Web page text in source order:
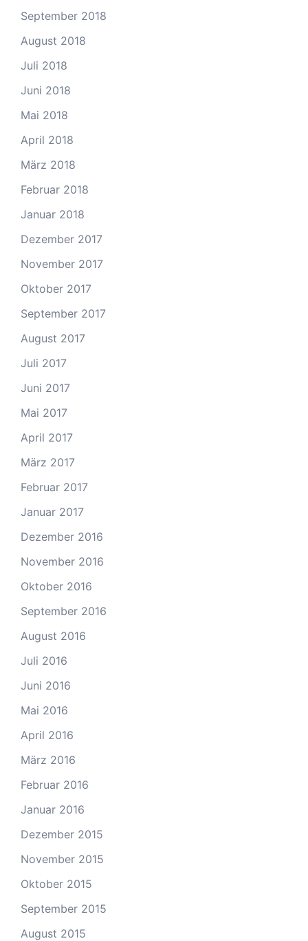
September 2018
August 2018
Juli 2018
Juni 2018
Mai 2018
April 2018
März 2018
Februar 2018
Januar 2018
Dezember 2017
November 2017
Oktober 2017
September 2017
August 2017
Juli 2017
Juni 2017
Mai 2017
April 2017
März 2017
Februar 2017
Januar 2017
Dezember 2016
November 2016
Oktober 2016
September 2016
August 2016
Juli 2016
Juni 2016
Mai 2016
April 2016
März 2016
Februar 2016
Januar 2016
Dezember 2015
November 2015
Oktober 2015
September 2015
August 2015